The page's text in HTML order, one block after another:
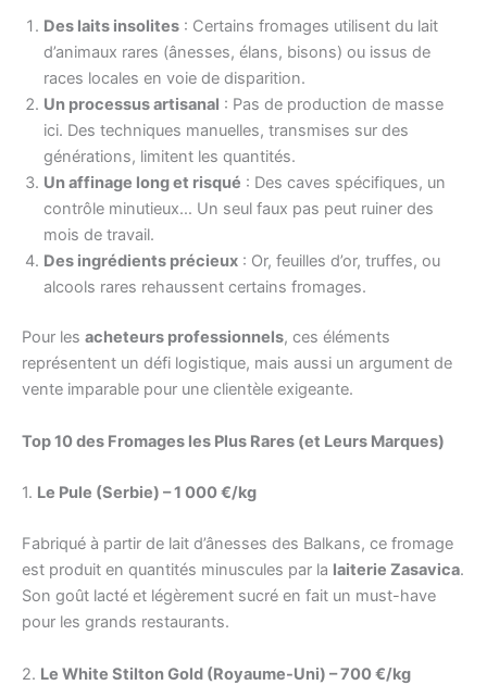
Des laits insolites : Certains fromages utilisent du lait
d’animaux rares (ânesses, élans, bisons) ou issus de
races locales en voie de disparition.
Un processus artisanal : Pas de production de masse
ici. Des techniques manuelles, transmises sur des
générations, limitent les quantités.
Un affinage long et risqué : Des caves spécifiques, un
contrôle minutieux… Un seul faux pas peut ruiner des
mois de travail.
Des ingrédients précieux : Or, feuilles d’or, truffes, ou
alcools rares rehaussent certains fromages.
Pour les acheteurs professionnels, ces éléments
représentent un défi logistique, mais aussi un argument de
vente imparable pour une clientèle exigeante.
Top 10 des Fromages les Plus Rares (et Leurs Marques)
1. Le Pule (Serbie) – 1 000 €/kg
Fabriqué à partir de lait d’ânesses des Balkans, ce fromage
est produit en quantités minuscules par la laiterie Zasavica.
Son goût lacté et légèrement sucré en fait un must-have
pour les grands restaurants.
2. Le White Stilton Gold (Royaume-Uni) – 700 €/kg